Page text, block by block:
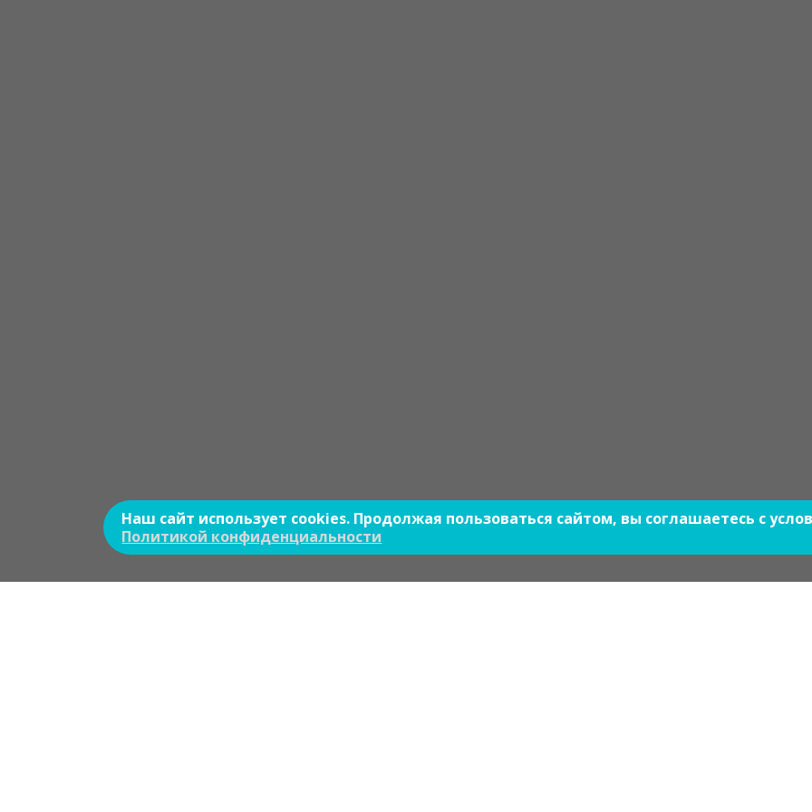
Наш сайт использует cookies. Продолжая пользоваться сайтом, вы соглашаетесь с
Политикой конфиденциальности